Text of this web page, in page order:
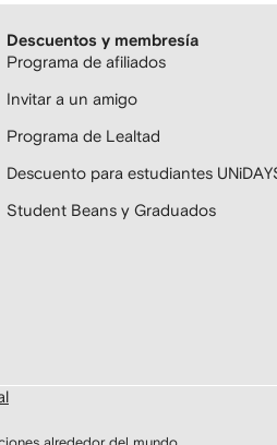
Descuentos y membresía
Programa de afiliados
Invitar a un amigo
Programa de Lealtad
Descuento para estudiantes
Student Beans y Graduados